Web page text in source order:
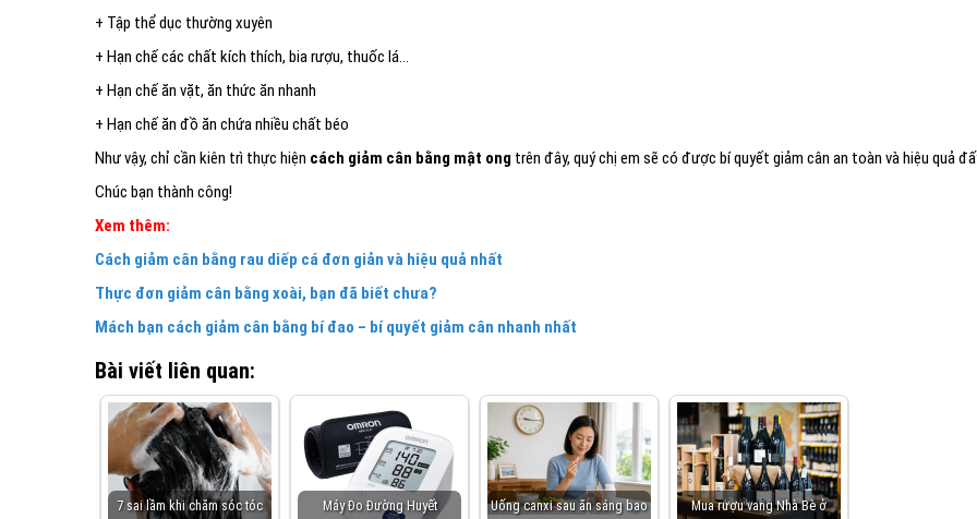
+ Tập thể dục thường xuyên
+ Hạn chế các chất kích thích, bia rượu, thuốc lá…
+ Hạn chế ăn vặt, ăn thức ăn nhanh
+ Hạn chế ăn đồ ăn chứa nhiều chất béo
Như vậy, chỉ cần kiên trì thực hiện cách giảm cân bằng mật ong trên đây, quý chị em sẽ có được bí quyết giảm cân an toàn và hiệu quả
Chúc bạn thành công!
Xem thêm:
Cách giảm cân bằng rau diếp cá đơn giản và hiệu quả nhất
Thực đơn giảm cân bằng xoài, bạn đã biết chưa?
Mách bạn cách giảm cân bằng bí đao – bí quyết giảm cân nhanh nhất
Bài viết liên quan:
7 sai lầm khi chăm sóc tóc
Máy Đo Đường Huyết
Uống canxi sau ăn sáng bao
Mua rượu vang Nhà Bè ở